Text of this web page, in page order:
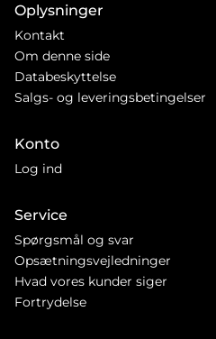
Oplysninger
Kontakt
Om denne side
Databeskyttelse
Salgs- og leveringsbetingelser
Konto
Log ind
Service
Spørgsmål og svar
Opsætningsvejledninger
Hvad vores kunder siger
Fortrydelse